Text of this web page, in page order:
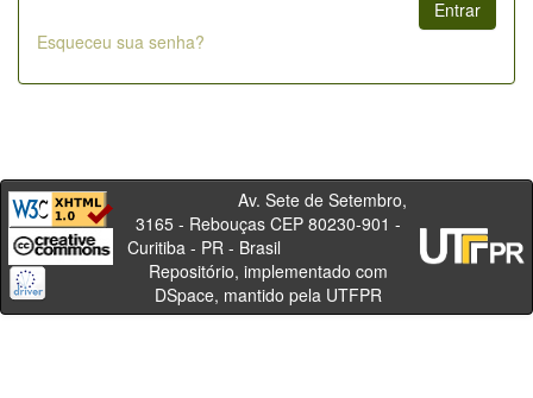
Esqueceu sua senha?
Av. Sete de Setembro,
3165 - Rebouças CEP 80230-901 -
Curitiba - PR - Brasil
Repositório, implementado com
DSpace, mantido pela UTFPR